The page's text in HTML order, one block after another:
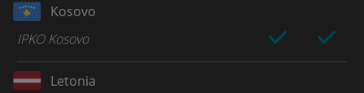
Kosovo
IPKO Kosovo
Letonia